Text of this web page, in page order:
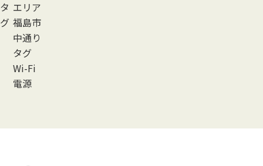
タ
グ
エリア
福島市
中通り
タグ
Wi-Fi
電源